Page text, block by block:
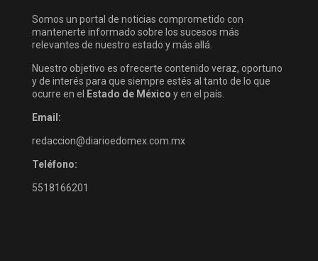
Somos un portal de noticias comprometido con
mantenerte informado sobre los sucesos más
relevantes de nuestro estado y más allá.
Nuestro objetivo es ofrecerte contenido veraz, oportuno
y de interés para que siempre estés al tanto de lo que
ocurre en el
Estado de México y en el país.
Email:
redaccion@diarioedomex.com.mx
Teléfono:
5518166201